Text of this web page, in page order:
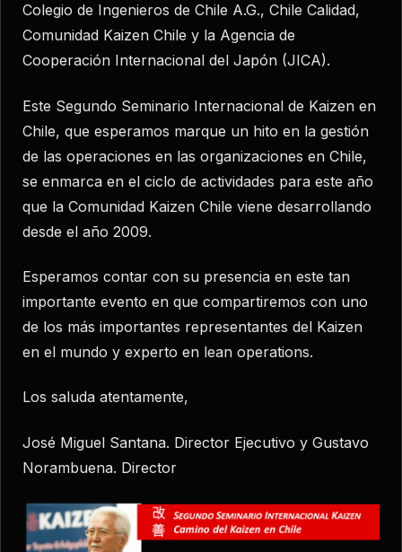
Colegio de Ingenieros de Chile A.G., Chile Calidad,
Comunidad Kaizen Chile y la Agencia de
Cooperación Internacional del Japón (JICA).
Este Segundo Seminario Internacional de Kaizen en
Chile, que esperamos marque un hito en la gestión
de las operaciones en las organizaciones en Chile,
se enmarca en el ciclo de actividades para este año
que la Comunidad Kaizen Chile viene desarrollando
desde el año 2009.
Esperamos contar con su presencia en este tan
importante evento en que compartiremos con uno
de los más importantes representantes del Kaizen
en el mundo y experto en lean operations.
Los saluda atentamente,
José Miguel Santana. Director Ejecutivo y Gustavo
Norambuena. Director